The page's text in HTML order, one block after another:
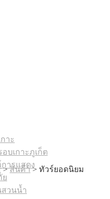
าะ
บเกาะภูเก็ต
ารแสดง
ย
สวนน้ำ
>สินค้า> ทัวร์ยอดนิยม